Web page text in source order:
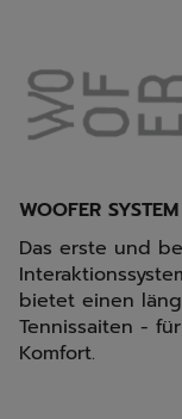
WOOFER SYSTEM
Das erste und
bietet einen
Tennissaiten -
Komfort.